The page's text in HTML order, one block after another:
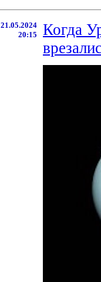
21.05.2024
20:15
Когда